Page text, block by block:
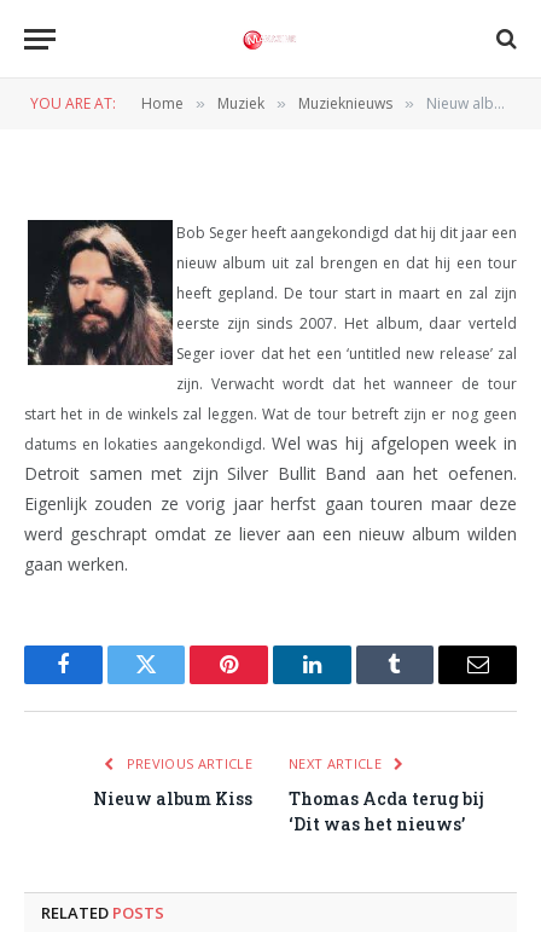
YOU ARE AT: Home » Muziek » Muzieknieuws » Nieuw album en tour Bob Seger
Nieuw album en tour Bob
Bob Seger heeft aangekondigd dat hij dit jaar een
nieuw album uit zal brengen en dat hij een tour
heeft gepland. De tour start in maart en zal zijn
eerste zijn sinds 2007. Het album, daar verteld
Seger iover dat het een ‘untitled new release’ zal
zijn. Verwacht wordt dat het wanneer de tour
start het in de winkels zal leggen. Wat de tour betreft zijn er nog geen
datums en lokaties aangekondigd. Wel was hij afgelopen week in
Detroit samen met zijn Silver Bullit Band aan het oefenen.
Eigenlijk zouden ze vorig jaar herfst gaan touren maar deze
werd geschrapt omdat ze liever aan een nieuw album wilden
gaan werken.
FacebookTwitter Pinterest LinkedInTumblr Email
PREVIOUS ARTICLE
Nieuw album Kiss
NEXT ARTICLE
Thomas Acda terug bij
‘Dit was het nieuws’
RELATED POSTS